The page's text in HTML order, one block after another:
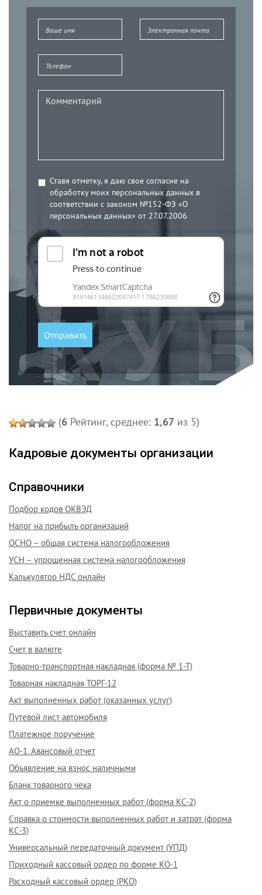
Ставя отметку, я даю свое согласие на
обработку моих персональных данных в
соответствии с законом №152-ФЗ «О
персональных данных» от 27.07.2006
(6 Рейтинг, среднее: 1,67 из 5)
Кадровые документы организации
Справочники
Подбор кодов ОКВЭД
Налог на прибыль организаций
ОСНО – общая система налогообложения
УСН – упрощенная система налогообложения
Калькулятор НДС онлайн
Первичные документы
Выставить счет онлайн
Счет в валюте
Товарно-транспортная накладная (форма № 1-Т)
Товарная накладная ТОРГ-12
Акт выполненных работ (оказанных услуг)
Путевой лист автомобиля
Платежное поручение
АО-1. Авансовый отчет
Объявление на взнос наличными
Бланк товарного чека
Акт о приемке выполненных работ (форма КС-2)
Справка о стоимости выполненных работ и затрат (форма
КС-3)
Универсальный передаточный документ (УПД)
Приходный кассовый ордер по форме КО-1
Расходный кассовый ордер (РКО)